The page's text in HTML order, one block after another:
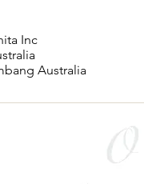
Inc
Australia